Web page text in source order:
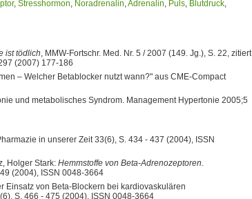
, Stresshormon Noradrenalin Adrenalin Puls Blutdruck
ist tödlich , MMW-Fortschr. Med. Nr. 5 / 2007 (149. Jg.), S. 22, zitiert
(2007) 177-186
– Welcher Betablocker nutzt wann?" aus CME-Compact
und metabolisches Syndrom. Management Hypertonie 2005;5
in unserer Zeit 33(6), S. 434 - 437 (2004), ISSN
Holger Stark: Hemmstoffe von Beta-Adrenozeptoren
(2004), ISSN 0048-3664
Einsatz von Beta-Blockern bei kardiovaskulären
S. 466 - 475 (2004), ISSN 0048-3664